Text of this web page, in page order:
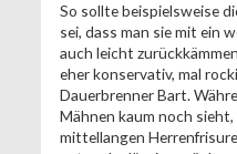
So sollte beispielsweise
sei, dass man sie mit ein
auch leicht
eher konservativ, mal
Dauerbrenner Bart.
Mähnen kaum noch
mittellangen